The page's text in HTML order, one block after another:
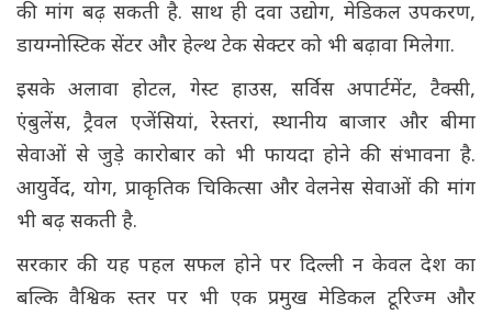
की मांग बढ़ सकती है. साथ ही दवा उद्योग, मेडिकल उपकरण,
डायग्नोस्टिक सेंटर और हेल्थ टेक सेक्टर को भी बढ़ावा मिलेगा.
इसके अलावा होटल, गेस्ट हाउस, सर्विस अपार्टमेंट, टैक्सी,
एंबुलेंस, ट्रैवल एजेंसियां, रेस्तरां, स्थानीय बाजार और बीमा
सेवाओं से जुड़े कारोबार को भी फायदा होने की संभावना है.
आयुर्वेद, योग, प्राकृतिक चिकित्सा और वेलनेस सेवाओं की मांग
भी बढ़ सकती है.
सरकार की यह पहल सफल होने पर दिल्ली न केवल देश का
बल्कि वैश्विक स्तर पर भी एक प्रमुख मेडिकल टूरिज्म और